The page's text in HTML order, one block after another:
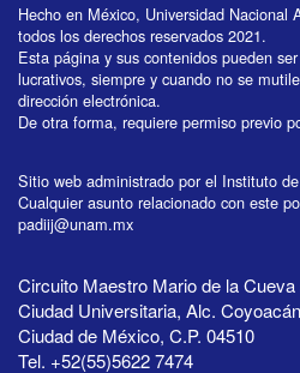
Hecho en México, Universidad Nacional
todos los derechos reservados 2021.
Esta página y sus contenidos pueden
lucrativos, siempre y cuando no se
dirección electrónica.
De otra forma, requiere permiso previo
Sitio web administrado por el Instituto
Cualquier asunto relacionado con este
padiij@unam.mx
Circuito Maestro Mario de la
Ciudad Universitaria, Alc. Coyoacán
Ciudad de México, C.P. 04510
Tel. +52(55)5622 7474